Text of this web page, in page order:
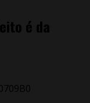
é da